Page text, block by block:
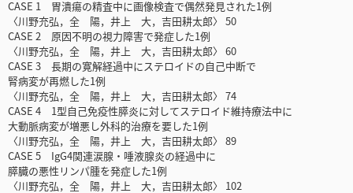
CASE 1 胃潰瘍の精査中に画像検査で偶然発見された1例
〈川野充弘，全 陽，井上 大，吉田耕太郎〉 50
CASE 2 原因不明の視力障害で発症した1例
〈川野充弘，全 陽，井上 大，吉田耕太郎〉 60
CASE 3 長期の寛解経過中にステロイドの自己中断で
腎病変が再燃した1例
〈川野充弘，全 陽，井上 大，吉田耕太郎〉 74
CASE 4 1型自己免疫性膵炎に対してステロイド維持療法中に
大動脈病変が増悪し外科的治療を要した1例
〈川野充弘，全 陽，井上 大，吉田耕太郎〉 89
CASE 5 IgG4関連涙腺・唾液腺炎の経過中に
膵臓の悪性リンパ腫を発症した1例
〈川野充弘，全 陽，井上 大，吉田耕太郎〉 102